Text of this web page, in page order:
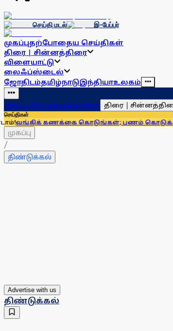
செய்தி மடல் இ-பேப்பர்
முகப்புதற்போதைய செய்திகள்
திரை | சின்னத்திரை
விளையாட்டு
லைஃப்ஸ்டைல்
ஜோதிடம்தமிழ்நாடுஇந்தியாஉலகம்
முகப்புதற்போதைய செய்திகள் திரை |
செய்திகள்
கணக்கை கொடுங்கள்; பணம் கொடுக்கிறோம்
முகப்பு
/
திண்டுக்கல்
Advertise with us
திண்டுக்கல்